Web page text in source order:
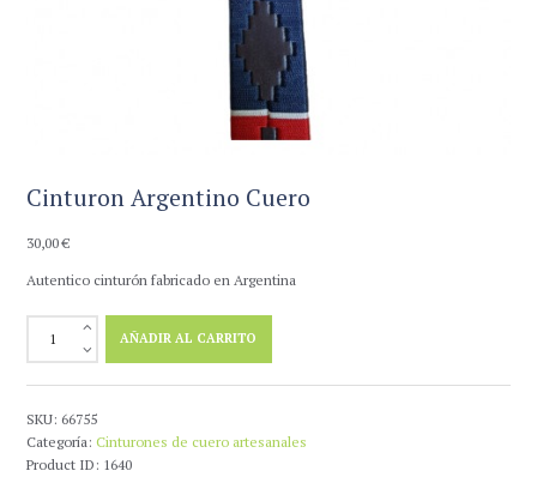
Cinturon Argentino Cuero
30,00€
Autentico cinturón fabricado en Argentina
Argentino
AÑADIR AL CARRITO
SKU: 66755
Categoría: Cinturones de cuero artesanales
Product ID: 1640